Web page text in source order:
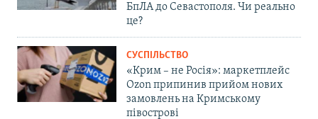
БпЛА до Севастополя. Чи реально
це?
СУСПІЛЬСТВО
«Крим – не Росія»: маркетплейс
Ozon припинив прийом нових
замовлень на Кримському
півострові